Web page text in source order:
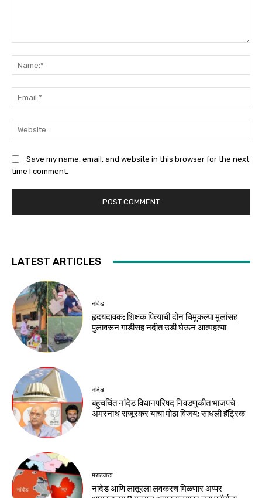
Save my name, email, and website in this browser for the next
time I comment.
LATEST ARTICLES
नांदेड
हृदयदावक: शिक्षक पित्याची दोन चिमुकल्या मुलांसह
पुलावरून गाडीसह नदीत उडी घेऊन आत्महत्या
नांदेड
बहुचर्चित नांदेड विधानपरिषद निवडणुकीत भाजपचे
अमरनाथ राजूरकर यांचा मोठा विजय; साधली हॅट्रिक
मराठवाडा
नांदेड आणि लातूरला लवकरच मिळणार अप्पर